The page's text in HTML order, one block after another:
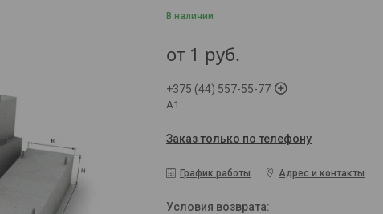
В наличии
от 1 руб.
+375 (44) 557-55-77
А1
Заказ только по телефону
График работы Адрес и контакты